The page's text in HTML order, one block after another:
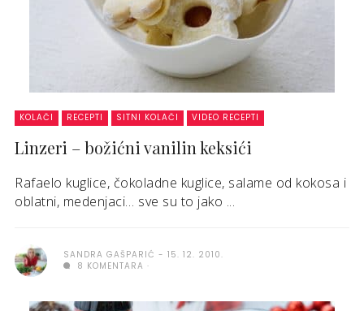
KOLAČI RECEPTI SITNI KOLAČI VIDEO RECEPTI
Linzeri – božićni vanilin keksići
Rafaelo kuglice, čokoladne kuglice, salame od kokosa i
oblatni, medenjaci… sve su to jako ...
SANDRA GAŠPARIĆ
15. 12. 2010.
8 KOMENTARA